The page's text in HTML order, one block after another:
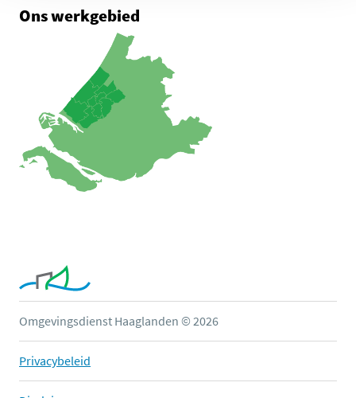
Ons werkgebied
Omgevingsdienst Haaglanden © 2026
Privacybeleid